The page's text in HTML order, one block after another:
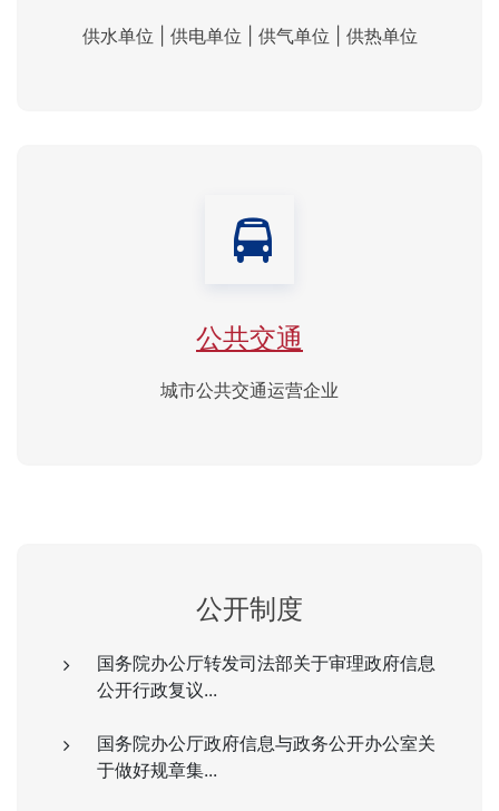
供水单位 | 供电单位 | 供气单位 | 供热单位
公共交通
城市公共交通运营企业
公开制度
国务院办公厅转发司法部关于审理政府信息
公开行政复议...
国务院办公厅政府信息与政务公开办公室关
于做好规章集...